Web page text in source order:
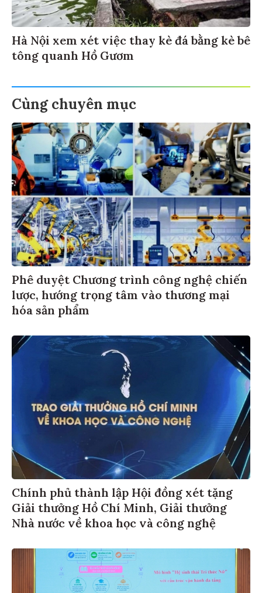
Hà Nội xem xét việc thay kè đá bằng kè bê
tông quanh Hồ Gươm
Cùng chuyên mục
Phê duyệt Chương trình công nghệ chiến
lược, hướng trọng tâm vào thương mại
hóa sản phẩm
Chính phủ thành lập Hội đồng xét tặng
Giải thưởng Hồ Chí Minh, Giải thưởng
Nhà nước về khoa học và công nghệ